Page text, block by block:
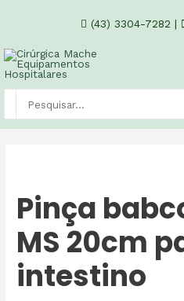
(43) 3304-7282 |
Pinça
MS 20cm
intestino